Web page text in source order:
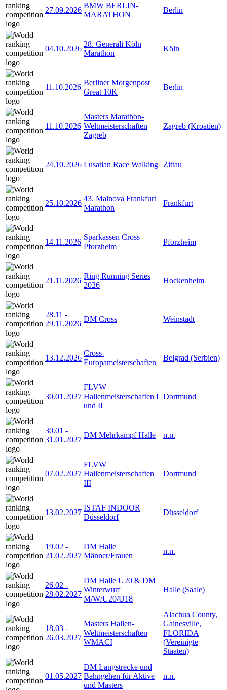
27.09.2026
BMW BERLIN-
MARATHON
Berlin
04.10.2026
28. Generali Köln
Marathon
Köln
11.10.2026
Berliner Morgenpost
Great 10K
Berlin
11.10.2026
Masters Marathon-
Weltmeisterschaften
Zagreb
Zagreb (Kroatien)
24.10.2026 Lusatian Race Walking Zittau
25.10.2026
43. Mainova Frankfurt
Marathon
Frankfurt
14.11.2026
Sparkassen Cross
Pforzheim
Pforzheim
21.11.2026
Ring Running Series
2026
Hockenheim
28.11 -
29.11.2026
DM Cross Weinstadt
13.12.2026
Cross-
Europameisterschaften
Belgrad (Serbien)
30.01.2027
FLVW
Hallenmeisterschaften I
und II
Dortmund
30.01 -
31.01.2027
DM Mehrkampf Halle n.n.
07.02.2027
FLVW
Hallenmeisterschaften
III
Dortmund
13.02.2027
ISTAF INDOOR
Düsseldorf
Düsseldorf
19.02 -
21.02.2027
DM Halle
Männer/Frauen
n.n.
26.02 -
28.02.2027
DM Halle U20 & DM
Winterwurf
M/W/U20/U18
Halle (Saale)
18.03 -
26.03.2027
Masters Hallen-
Weltmeisterschaften
WMACI
Alachua County,
Gainesville,
FLORIDA
(Vereinigte
Staaten)
01.05.2027
DM Langstrecke und
Bahngehen für Aktive
und Masters
n.n.